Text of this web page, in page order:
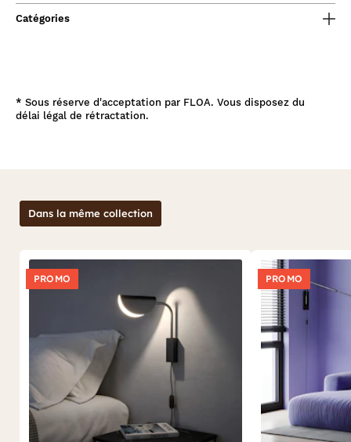
Catégories
* Sous réserve d'acceptation par FLOA. Vous disposez du
délai légal de rétractation.
Dans la même collection
PROMO PROMO